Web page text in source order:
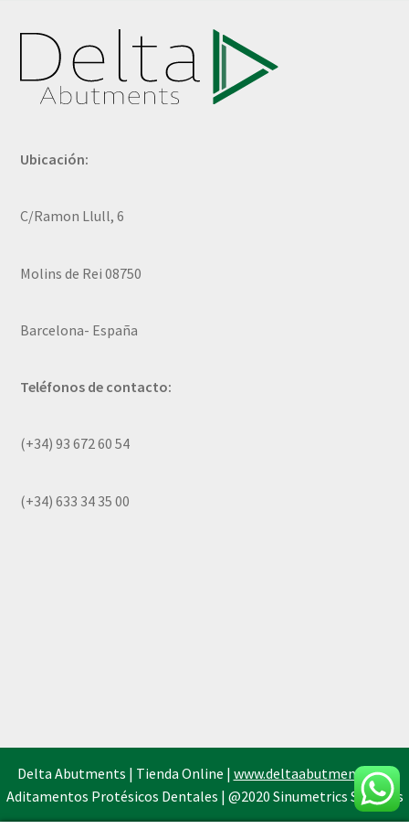
Ubicación:
C/Ramon Llull, 6
Molins de Rei 08750
Barcelona- España
Teléfonos de contacto:
(+34) 93 672 60 54
(+34) 633 34 35 00
Delta Abutments | Tienda Online | www.deltaabutments.es|
Aditamentos Protésicos Dentales | @2020 Sinumetrics Systems